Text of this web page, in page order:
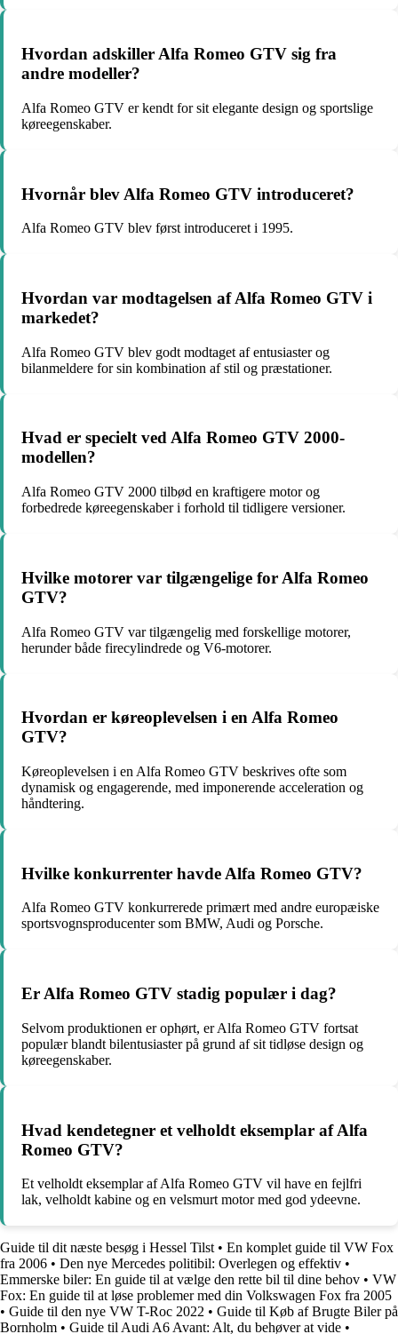
Hvordan adskiller Alfa Romeo GTV sig fra
andre modeller?
Alfa Romeo GTV er kendt for sit elegante design og sportslige
køreegenskaber.
Hvornår blev Alfa Romeo GTV introduceret?
Alfa Romeo GTV blev først introduceret i 1995.
Hvordan var modtagelsen af Alfa Romeo GTV i
markedet?
Alfa Romeo GTV blev godt modtaget af entusiaster og
bilanmeldere for sin kombination af stil og præstationer.
Hvad er specielt ved Alfa Romeo GTV 2000-
modellen?
Alfa Romeo GTV 2000 tilbød en kraftigere motor og
forbedrede køreegenskaber i forhold til tidligere versioner.
Hvilke motorer var tilgængelige for Alfa Romeo
GTV?
Alfa Romeo GTV var tilgængelig med forskellige motorer,
herunder både firecylindrede og V6-motorer.
Hvordan er køreoplevelsen i en Alfa Romeo
GTV?
Køreoplevelsen i en Alfa Romeo GTV beskrives ofte som
dynamisk og engagerende, med imponerende acceleration og
håndtering.
Hvilke konkurrenter havde Alfa Romeo GTV?
Alfa Romeo GTV konkurrerede primært med andre europæiske
sportsvognsproducenter som BMW, Audi og Porsche.
Er Alfa Romeo GTV stadig populær i dag?
Selvom produktionen er ophørt, er Alfa Romeo GTV fortsat
populær blandt bilentusiaster på grund af sit tidløse design og
køreegenskaber.
Hvad kendetegner et velholdt eksemplar af Alfa
Romeo GTV?
Et velholdt eksemplar af Alfa Romeo GTV vil have en fejlfri
lak, velholdt kabine og en velsmurt motor med god ydeevne.
Guide til dit næste besøg i Hessel Tilst • En komplet guide til VW Fox
fra 2006 • Den nye Mercedes politibil: Overlegen og effektiv •
Emmerske biler: En guide til at vælge den rette bil til dine behov • VW
Fox: En guide til at løse problemer med din Volkswagen Fox fra 2005
• Guide til den nye VW T-Roc 2022 • Guide til Køb af Brugte Biler på
Bornholm • Guide til Audi A6 Avant: Alt, du behøver at vide •